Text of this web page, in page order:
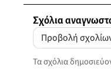
Σχόλια
Προβολή
Τα σχόλια